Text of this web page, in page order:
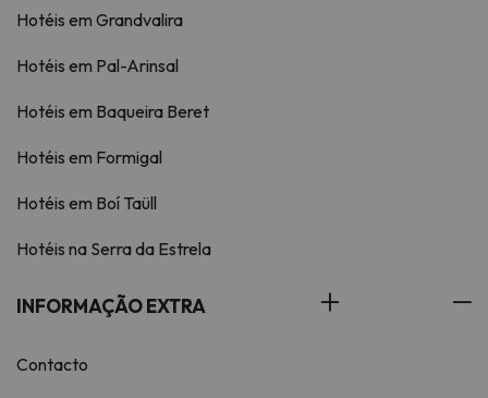
Hotéis em Grandvalira
Hotéis em Pal-Arinsal
Hotéis em Baqueira Beret
Hotéis em Formigal
Hotéis em Boí Taüll
Hotéis na Serra da Estrela
INFORMAÇÃO EXTRA
Contacto